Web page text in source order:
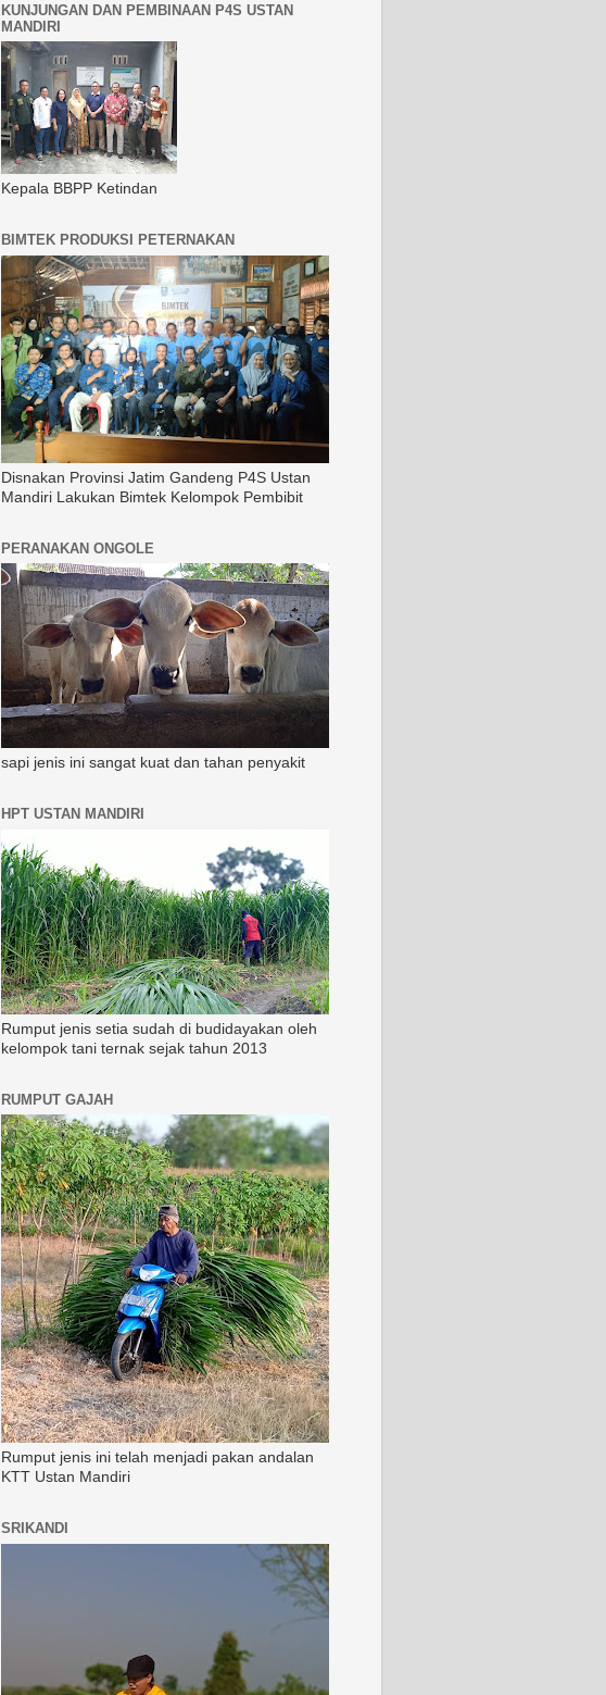
KUNJUNGAN DAN PEMBINAAN P4S USTAN
MANDIRI
Kepala BBPP Ketindan
BIMTEK PRODUKSI PETERNAKAN
Disnakan Provinsi Jatim Gandeng P4S Ustan
Mandiri Lakukan Bimtek Kelompok Pembibit
PERANAKAN ONGOLE
sapi jenis ini sangat kuat dan tahan penyakit
HPT USTAN MANDIRI
Rumput jenis setia sudah di budidayakan oleh
kelompok tani ternak sejak tahun 2013
RUMPUT GAJAH
Rumput jenis ini telah menjadi pakan andalan
KTT Ustan Mandiri
SRIKANDI